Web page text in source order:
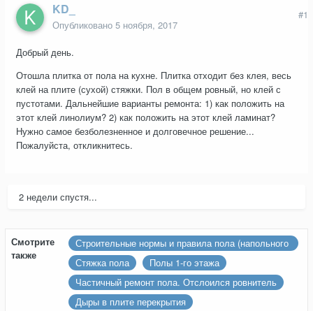
KD_
Опубликовано 5 ноября, 2017
#1
Добрый день.
Отошла плитка от пола на кухне. Плитка отходит без клея, весь
клей на плите (сухой) стяжки. Пол в общем ровный, но клей с
пустотами. Дальнейшие варианты ремонта: 1) как положить на
этот клей линолиум? 2) как положить на этот клей ламинат?
Нужно самое безболезненное и долговечное решение...
Пожалуйста, откликнитесь.
2 недели спустя...
Смотрите
также
Строительные нормы и правила пола (напольного
покрытия)
Стяжка пола
Полы 1-го этажа
Частичный ремонт пола. Отслоился ровнитель
Дыры в плите перекрытия